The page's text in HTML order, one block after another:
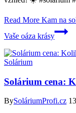
Read More Kam na
Vaše oáza krásy
Solárium
Solárium cena:
BySoláriumProfi.cz